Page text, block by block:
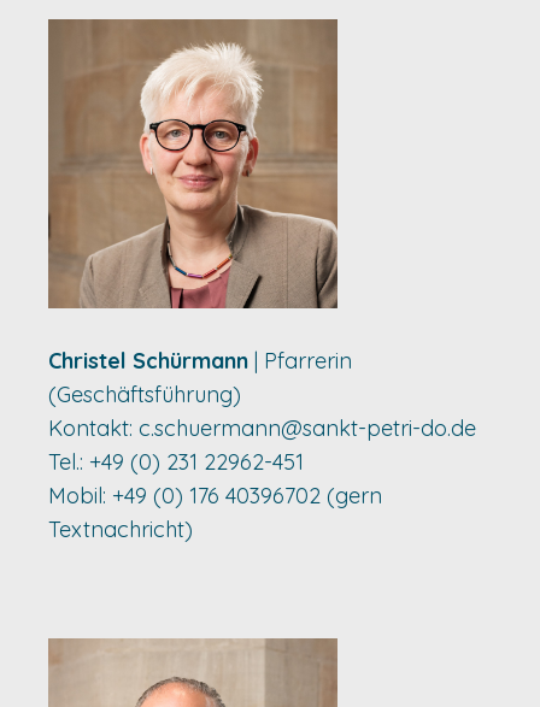
Christel Schürmann | Pfarrerin
(Geschäftsführung)
Kontakt: c.schuermann@sankt-petri-do.de
Tel.: +49 (0) 231 22962-451
Mobil: +49 (0) 176 40396702 (gern
Textnachricht)